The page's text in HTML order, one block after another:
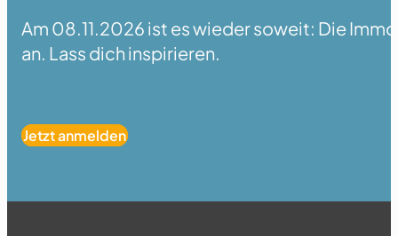
Am 08.11.2026 ist es wieder soweit: Die
an. Lass dich inspirieren.
Jetzt anmelden